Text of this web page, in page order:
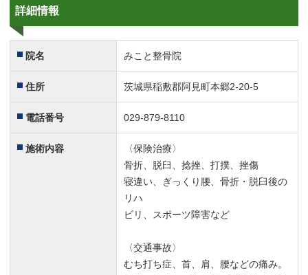
詳細情報
院名 みこと整骨院
住所 茨城県稲敷郡阿見町本郷2-20-5
電話番号 029-879-8110
施術内容
〈保険治療〉
骨折、脱臼、捻挫、打撲、挫傷
寝違い、ぎっくり腰、骨折・脱臼後の
リハ
ビリ、スポーツ障害など
〈交通事故〉
むち打ち症、首、肩、腰などの痛み。